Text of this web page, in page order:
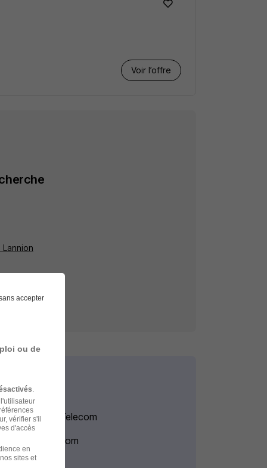
Voir l’offre
Entreprises Telecom
Intérim Telecom
accepter
ou de
.
vérifier s'il
d'accès
en
sites et